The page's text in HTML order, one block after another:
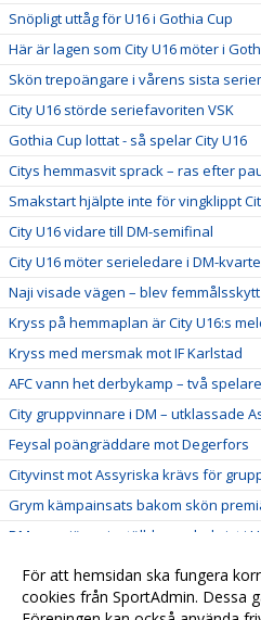
Snöpligt uttåg för U16 i Gothia Cup
Här är lagen som City U16 möter i
Skön trepoängare i vårens sista
City U16 störde seriefavoriten VSK
Gothia Cup lottat - så spelar City U16
Citys hemmasvit sprack – ras efter
Smakstart hjälpte inte för vingklippt
City U16 vidare till DM-semifinal
City U16 möter serieledare i DM-
Naji visade vägen – blev
Kryss på hemmaplan är City U16:s
Kryss med mersmak mot IF Karlstad
AFC vann het derbykamp – två
City gruppvinnare i DM – utklassade
Feysal poängräddare mot Degerfors
Cityvinst mot Assyriska krävs för
Grym kämpainsats bakom skön
DM-premiären inställd – spelarbrist i
Nu börjar säsongen på riktigt för U16
Gothia
För att hemsidan ska fungera
cookies från SportAdmin. Dessa